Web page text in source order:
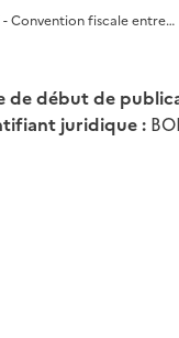
- Convention fiscale entre…
de début de
juridique :